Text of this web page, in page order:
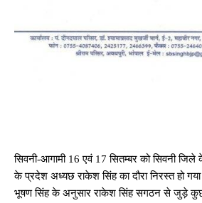
सिवनी-आगामी 16 एवं 17 सितम्बर को सिवनी
के प्रदेश अध्यछ राकेश सिंह का दौरा निरस्त हो
भूषण सिंह के अनुसार राकेश सिंह सगठन से जुड़े कुछ